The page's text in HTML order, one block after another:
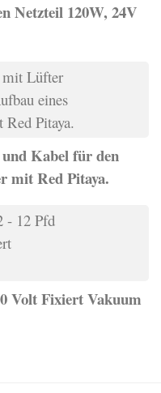
Netzteil 120W, 24V
Kabel für den
mit Red Pitaya.
Volt Fixiert Vakuum